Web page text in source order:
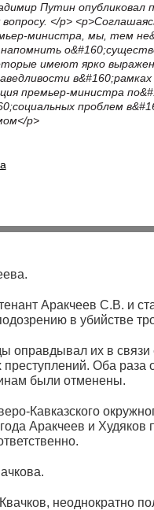
Путин
</p>
министра, мы, тем
имеют ярко
премьер-министра
проблем
p>
Аракчеев С.В. и
в убийстве
оправдывал их в связи
Оба раза
были отменены.
Кавказского
Аракчеев и
неоднократно